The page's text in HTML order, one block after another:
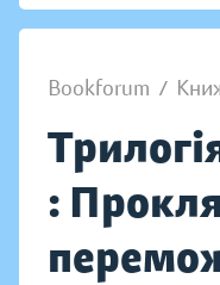
Bookforum /
: